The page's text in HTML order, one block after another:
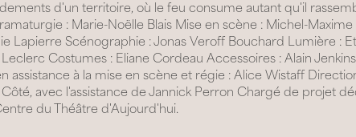
d'un territoire, où le feu consume autant qu'il
: Marie-Noëlle Blais Mise en scène : Michel-
Lapierre Scénographie : Jonas Veroff Bouchard Lumière :
Costumes : Eliane Cordeau Accessoires : Alain
assistance à la mise en scène et régie : Alice Wistaff
avec l'assistance de Jannick Perron Chargé de projet
du Théâtre d'Aujourd'hui.